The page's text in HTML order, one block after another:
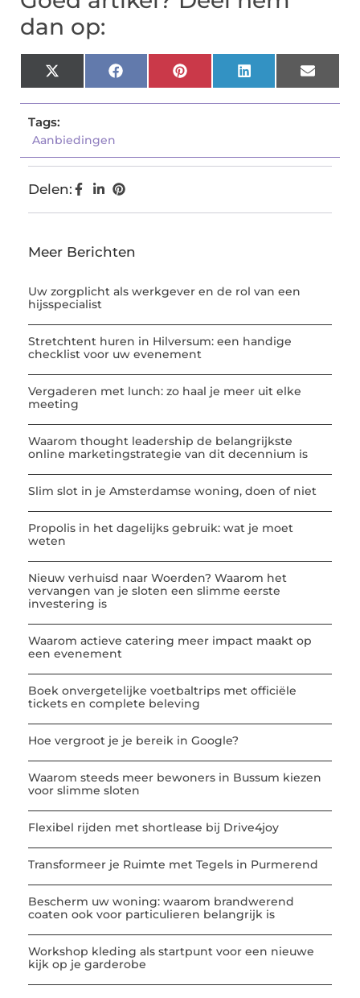
dan op:
X
(Twitter)
FacebookPinterestLinkedInEmail
Tags:
Aanbiedingen
Delen:
Meer Berichten
Uw zorgplicht als werkgever en de rol van een
hijsspecialist
Stretchtent huren in Hilversum: een handige
checklist voor uw evenement
Vergaderen met lunch: zo haal je meer uit elke
meeting
Waarom thought leadership de belangrijkste
online marketingstrategie van dit decennium is
Slim slot in je Amsterdamse woning, doen of niet
Propolis in het dagelijks gebruik: wat je moet
weten
Nieuw verhuisd naar Woerden? Waarom het
vervangen van je sloten een slimme eerste
investering is
Waarom actieve catering meer impact maakt op
een evenement
Boek onvergetelijke voetbaltrips met officiële
tickets en complete beleving
Hoe vergroot je je bereik in Google?
Waarom steeds meer bewoners in Bussum kiezen
voor slimme sloten
Flexibel rijden met shortlease bij Drive4joy
Transformeer je Ruimte met Tegels in Purmerend
Bescherm uw woning: waarom brandwerend
coaten ook voor particulieren belangrijk is
Workshop kleding als startpunt voor een nieuwe
kijk op je garderobe